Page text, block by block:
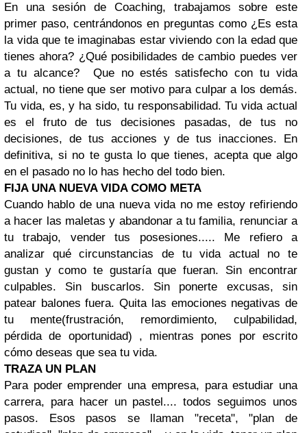
En una sesión de Coaching, trabajamos sobre este
primer paso, centrándonos en preguntas como ¿Es esta
la vida que te imaginabas estar viviendo con la edad que
tienes ahora? ¿Qué posibilidades de cambio puedes ver
a tu alcance? Que no estés satisfecho con tu vida
actual, no tiene que ser motivo para culpar a los demás.
Tu vida, es, y ha sido, tu responsabilidad. Tu vida actual
es el fruto de tus decisiones pasadas, de tus no
decisiones, de tus acciones y de tus inacciones. En
definitiva, si no te gusta lo que tienes, acepta que algo
en el pasado no lo has hecho del todo bien.
FIJA UNA NUEVA VIDA COMO META
Cuando hablo de una nueva vida no me estoy refiriendo
a hacer las maletas y abandonar a tu familia, renunciar a
tu trabajo, vender tus posesiones..... Me refiero a
analizar qué circunstancias de tu vida actual no te
gustan y como te gustaría que fueran. Sin encontrar
culpables. Sin buscarlos. Sin ponerte excusas, sin
patear balones fuera. Quita las emociones negativas de
tu mente(frustración, remordimiento, culpabilidad,
pérdida de oportunidad) , mientras pones por escrito
cómo deseas que sea tu vida.
TRAZA UN PLAN
Para poder emprender una empresa, para estudiar una
carrera, para hacer un pastel.... todos seguimos unos
pasos. Esos pasos se llaman "receta", "plan de